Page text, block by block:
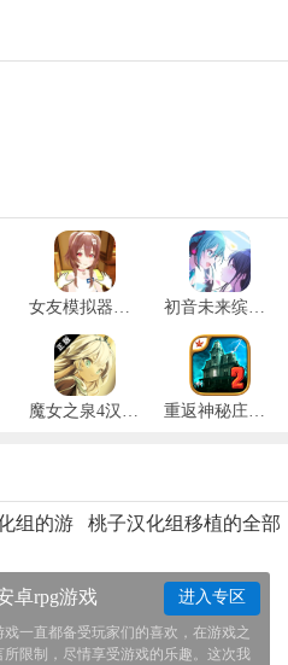
女友模拟器手机版正版 v1.0.2 初音未来缤纷舞台中文版官服 v3.4.1
魔女之泉4汉化版安卓版 v1.0.4 重返神秘庄园2汉化版 v1.0.3
组的游
全
桃子汉化组移植的全部
安卓游戏
卓rpg游戏
一直都备受玩家们的喜欢，在游戏之
限制，尽情享受游戏的乐趣。这次我
进入专区